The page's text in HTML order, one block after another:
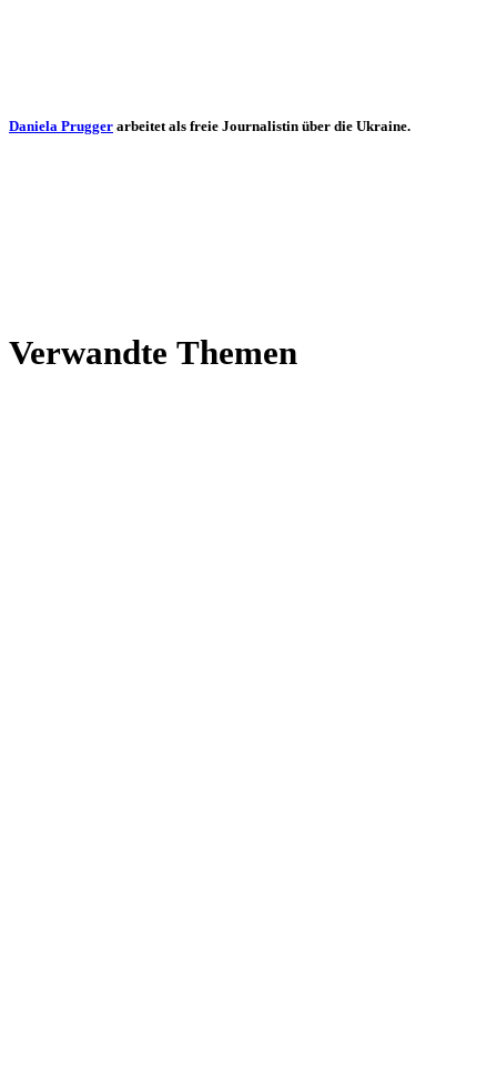
Daniela Prugger arbei­tet als freie Jour­na­lis­tin über die Ukraine.
Ver­wandte Themen